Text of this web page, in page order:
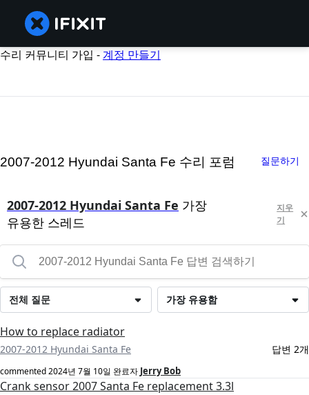
수리 커뮤니티 가입 -계정 만들기
2007-2012 Hyundai Santa Fe 수리 포럼 질문하기
2007-2012 Hyundai Santa Fe 가장
유용한 스레드
지우
기
가장 유용함
전체 질문
How to replace radiator
2007-2012 Hyundai Santa Fe 답변 2개
commented2024년 7월 10일 완료자 Jerry Bob
Crank sensor 2007 Santa Fe replacement 3.3l